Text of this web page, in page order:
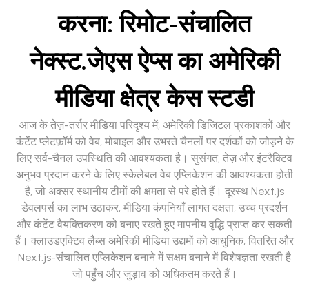
करना: रिमोट-संचालित
नेक्स्ट.जेएस ऐप्स का अमेरिकी
मीडिया क्षेत्र केस स्टडी
आज के तेज़-तर्रार मीडिया परिदृश्य में, अमेरिकी डिजिटल प्रकाशकों और
कंटेंट प्लेटफ़ॉर्म को वेब, मोबाइल और उभरते चैनलों पर दर्शकों को जोड़ने के
लिए सर्व-चैनल उपस्थिति की आवश्यकता है। सुसंगत, तेज़ और इंटरैक्टिव
अनुभव प्रदान करने के लिए स्केलेबल वेब एप्लिकेशन की आवश्यकता होती
है, जो अक्सर स्थानीय टीमों की क्षमता से परे होते हैं। दूरस्थ Next.js
डेवलपर्स का लाभ उठाकर, मीडिया कंपनियाँ लागत दक्षता, उच्च प्रदर्शन
और कंटेंट वैयक्तिकरण को बनाए रखते हुए मापनीय वृद्धि प्राप्त कर सकती
हैं। क्लाउडएक्टिव लैब्स अमेरिकी मीडिया उद्यमों को आधुनिक, वितरित और
Next.js-संचालित एप्लिकेशन बनाने में सक्षम बनाने में विशेषज्ञता रखती है
जो पहुँच और जुड़ाव को अधिकतम करते हैं।